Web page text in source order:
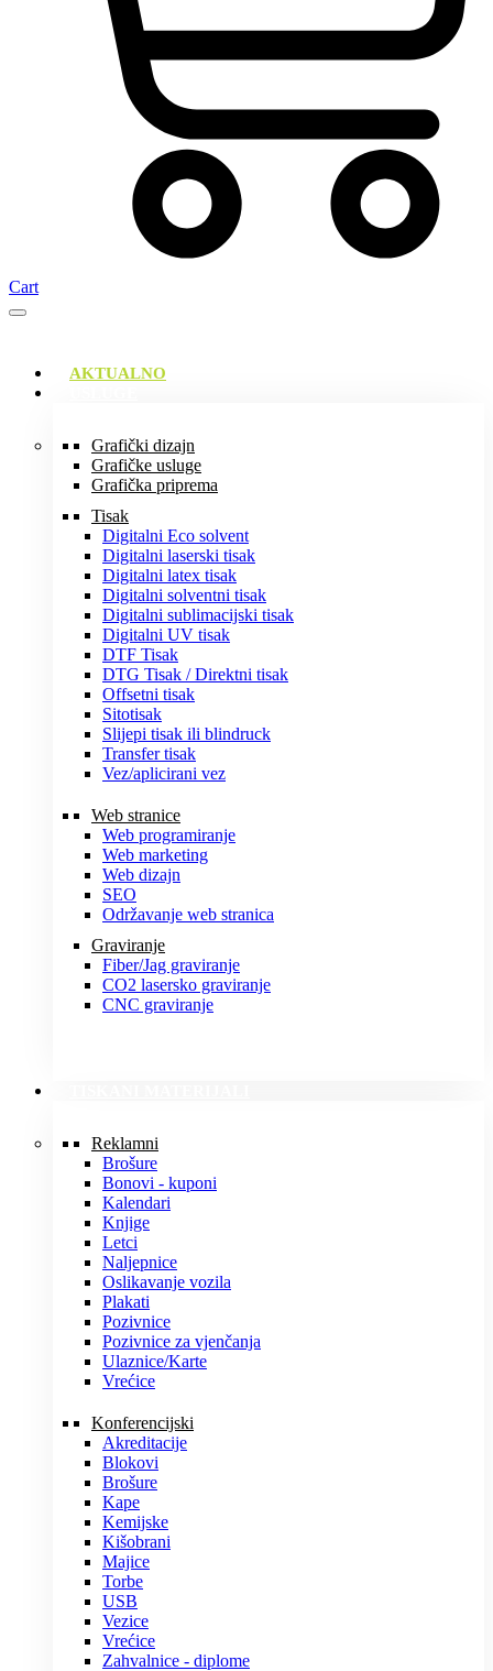
Cart
AKTUALNO
Grafički dizajn
Grafičke usluge
Grafička priprema
Tisak
Digitalni Eco solvent
Digitalni laserski tisak
Digitalni latex tisak
Digitalni solventni tisak
Digitalni sublimacijski tisak
Digitalni UV tisak
DTF Tisak
DTG Tisak / Direktni tisak
Offsetni tisak
Sitotisak
Slijepi tisak ili blindruck
Transfer tisak
Vez/aplicirani vez
Web stranice
Web programiranje
Web marketing
Web dizajn
SEO
Održavanje web stranica
Graviranje
Fiber/Jag graviranje
CO2 lasersko graviranje
CNC graviranje
Reklamni
Brošure
Bonovi - kuponi
Kalendari
Knjige
Letci
Naljepnice
Oslikavanje vozila
Plakati
Pozivnice
Pozivnice za vjenčanja
Ulaznice/Karte
Vrećice
Konferencijski
Akreditacije
Blokovi
Brošure
Kape
Kemijske
Kišobrani
Majice
Torbe
USB
Vezice
Vrećice
Zahvalnice - diplome